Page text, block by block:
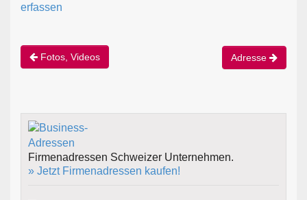
erfassen
Fotos, Videos Adresse
Firmenadressen Schweizer Unternehmen.
» Jetzt Firmenadressen kaufen!